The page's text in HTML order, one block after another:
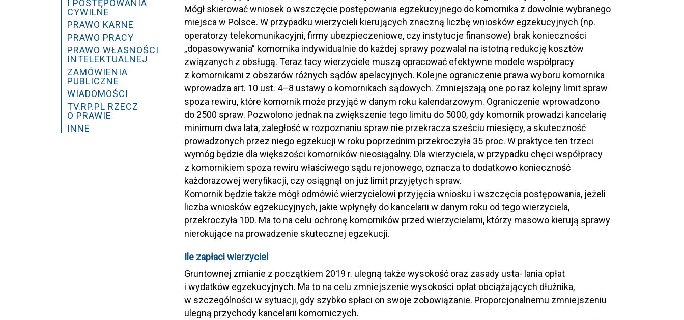
Mógł skierować wniosek o wszczęcie postępowania egzekucyjnego do komornika z dowolnie wybranego
miejsca w Polsce. W przypadku wierzycieli kierujących znaczną liczbę wniosków egzekucyjnych (np.
operatorzy telekomunikacyjni, firmy ubezpieczeniowe, czy instytucje finansowe) brak konieczności
„dopasowywania” komornika indywidualnie do każdej sprawy pozwalał na istotną redukcję kosztów
związanych z obsługą. Teraz tacy wierzyciele muszą opracować efektywne modele współpracy
z komornikami z obszarów różnych sądów apelacyjnych. Kolejne ograniczenie prawa wyboru komornika
wprowadza art. 10 ust. 4–8 ustawy o komornikach sądowych. Zmniejszają one po raz kolejny limit spraw
spoza rewiru, które komornik może przyjąć w danym roku kalendarzowym. Ograniczenie wprowadzono
do 2500 spraw. Pozwolono jednak na zwiększenie tego limitu do 5000, gdy komornik prowadzi kancelarię
minimum dwa lata, zaległość w rozpoznaniu spraw nie przekracza sześciu miesięcy, a skuteczność
prowadzonych przez niego egzekucji w roku poprzednim przekroczyła 35 proc. W praktyce ten trzeci
wymóg będzie dla większości komorników nieosiągalny. Dla wierzyciela, w przypadku chęci współpracy
z komornikiem spoza rewiru właściwego sądu rejonowego, oznacza to dodatkowo konieczność
każdorazowej weryfikacji, czy osiągnął on już limit przyjętych spraw.
Komornik będzie także mógł odmówić wierzycielowi przyjęcia wniosku i wszczęcia postępowania, jeżeli
liczba wniosków egzekucyjnych, jakie wpłynęły do kancelarii w danym roku od tego wierzyciela,
przekroczyła 100. Ma to na celu ochronę komorników przed wierzycielami, którzy masowo kierują sprawy
nierokujące na prowadzenie skutecznej egzekucji.
Ile zapłaci wierzyciel
Gruntownej zmianie z początkiem 2019 r. ulegną także wysokość oraz zasady usta- lania opłat
i wydatków egzekucyjnych. Ma to na celu zmniejszenie wysokości opłat obciążających dłużnika,
w szczególności w sytuacji, gdy szybko spłaci on swoje zobowiązanie. Proporcjonalnemu zmniejszeniu
ulegną przychody kancelarii komorniczych.
I POSTĘPOWANIA
CYWILNE
PRAWO KARNE
PRAWO PRACY
PRAWO WŁASNOŚCI
INTELEKTUALNEJ
ZAMÓWIENIA
PUBLICZNE
WIADOMOŚCI
TV.RP.PL RZECZ
O PRAWIE
INNE